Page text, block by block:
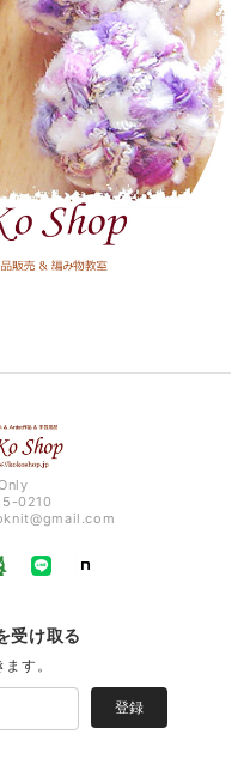
0210
受け取る
す。
登録